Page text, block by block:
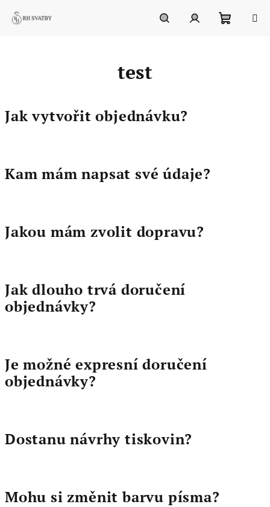
test
Jak vytvořit objednávku?
Kam mám napsat své údaje?
Jakou mám zvolit dopravu?
Jak dlouho trvá doručení
objednávky?
Je možné expresní doručení
objednávky?
Dostanu návrhy tiskovin?
Mohu si změnit barvu písma?